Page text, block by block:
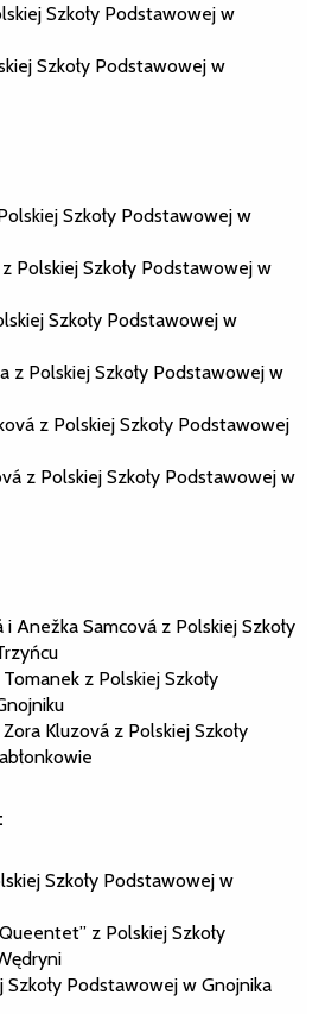
Szkoły Podstawowej w
Szkoły Podstawowej w
Szkoły Podstawowej w
Polskiej Szkoły Podstawowej w
Szkoły Podstawowej w
z Polskiej Szkoły Podstawowej w
z Polskiej Szkoły Podstawowej
z Polskiej Szkoły Podstawowej w
Anežka Samcová z Polskiej Szkoły
z Polskiej Szkoły
Kluzová z Polskiej Szkoły
Szkoły Podstawowej w
z Polskiej Szkoły
Szkoły Podstawowej w Gnojnika